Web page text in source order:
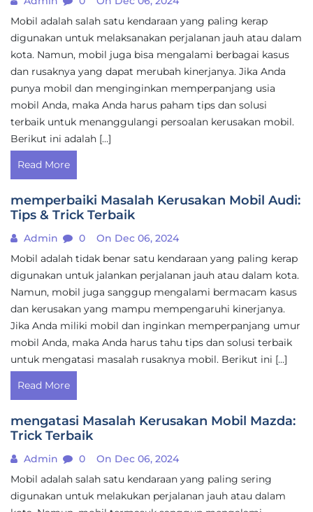
Mobil adalah salah satu kendaraan yang paling kerap
digunakan untuk melaksanakan perjalanan jauh atau dalam
kota. Namun, mobil juga bisa mengalami berbagai kasus
dan rusaknya yang dapat merubah kinerjanya. Jika Anda
punya mobil dan menginginkan memperpanjang usia
mobil Anda, maka Anda harus paham tips dan solusi
terbaik untuk menanggulangi persoalan kerusakan mobil.
Berikut ini adalah […]
Read More
memperbaiki Masalah Kerusakan Mobil Audi:
Tips & Trick Terbaik
Admin 0
On Dec 06, 2024
Mobil adalah tidak benar satu kendaraan yang paling kerap
digunakan untuk jalankan perjalanan jauh atau dalam kota.
Namun, mobil juga sanggup mengalami bermacam kasus
dan kerusakan yang mampu mempengaruhi kinerjanya.
Jika Anda miliki mobil dan inginkan memperpanjang umur
mobil Anda, maka Anda harus tahu tips dan solusi terbaik
untuk mengatasi masalah rusaknya mobil. Berikut ini […]
Read More
mengatasi Masalah Kerusakan Mobil Mazda:
Trick Terbaik
Admin 0
On Dec 06, 2024
Mobil adalah salah satu kendaraan yang paling sering
digunakan untuk melakukan perjalanan jauh atau dalam